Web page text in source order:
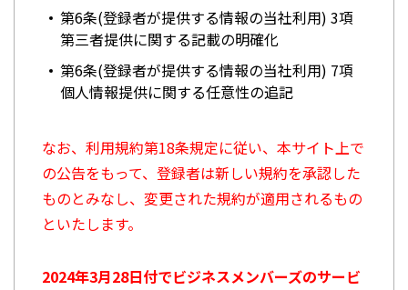
第6条(登録者が提供する情報の当社利用) 3項
第三者提供に関する記載の明確化
第6条(登録者が提供する情報の当社利用) 7項
個人情報提供に関する任意性の追記
なお、利用規約第18条規定に従い、本サイト上で
の公告をもって、登録者は新しい規約を承認した
ものとみなし、変更された規約が適用されるもの
といたします。
2024年3月28日付でビジネスメンバーズのサービ